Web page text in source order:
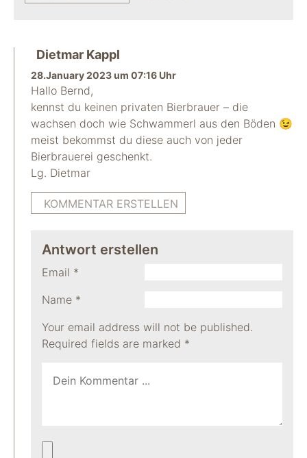
Dietmar Kappl
28.January 2023 um 07:16 Uhr
Hallo Bernd,
kennst du keinen privaten Bierbrauer – die
wachsen doch wie Schwammerl aus den Böden 😉
meist bekommst du diese auch von jeder
Bierbrauerei geschenkt.
Lg. Dietmar
KOMMENTAR ERSTELLEN
Antwort erstellen
Your email address will not be published.
Required fields are marked *
Name *
Email *